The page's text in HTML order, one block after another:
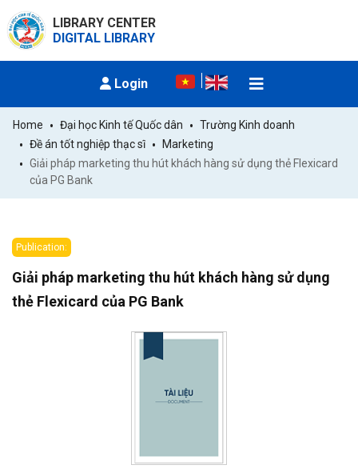
LIBRARY CENTER
DIGITAL LIBRARY
Login
Home Đại học Kinh tế Quốc dân
Trường Kinh doanh
Đề án tốt nghiệp thạc sĩ
Marketing
Giải pháp marketing thu hút khách hàng sử dụng thẻ Flexicard
của PG Bank
Publication:
Giải pháp marketing thu hút khách hàng sử dụng
thẻ Flexicard của PG Bank